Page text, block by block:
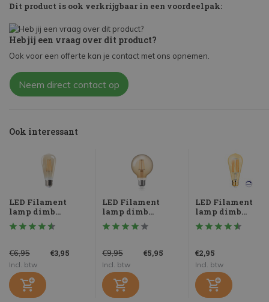
Dit product is ook verkrijgbaar in een voordeelpak:
Heb jij een vraag over dit product?
Ook voor een offerte kan je contact met ons opnemen.
Neem direct contact op
Ook interessant
LED Filament
lamp dimb...
€6,95 €3,95
Incl. btw
LED Filament
lamp dimb...
€9,95 €5,95
Incl. btw
LED Filament
lamp dimb...
€2,95
Incl. btw